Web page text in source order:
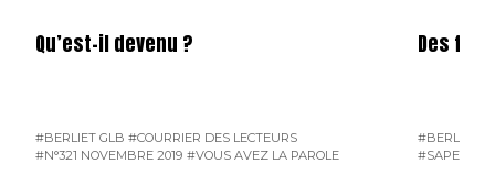
Qu’est-il devenu ?
#BERLIET GLB #COURRIER DES LECTEURS
#N°321 NOVEMBRE 2019 #VOUS AVEZ LA PAROLE
Des
#BERLIET
#SAPEURS-